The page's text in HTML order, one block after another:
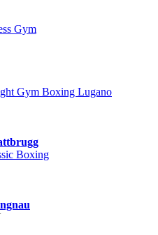
Gym
Gym Boxing Lugano
Boxing